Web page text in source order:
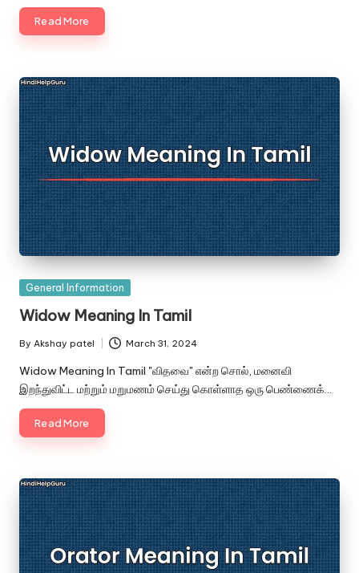
Read More
Posted
General Information
Widow Meaning In Tamil
Posted
by
By Akshay patel March 31, 2024
Widow Meaning In Tamil "விதவை" என்ற சொல், மனைவி
இறந்துவிட்ட மற்றும் மறுமணம் செய்து கொள்ளாத ஒரு பெண்ணைக்…
Read More